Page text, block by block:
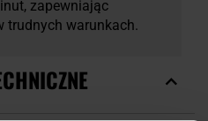
zapewniając
trudnych warunkach.